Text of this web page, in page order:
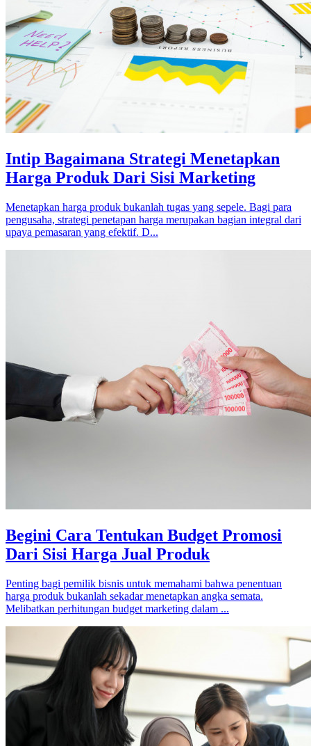
Intip Bagaimana Strategi Menetapkan
Harga Produk Dari Sisi Marketing
Menetapkan harga produk bukanlah tugas yang sepele. Bagi para
pengusaha, strategi penetapan harga merupakan bagian integral dari
upaya pemasaran yang efektif. D...
Begini Cara Tentukan Budget Promosi
Dari Sisi Harga Jual Produk
Penting bagi pemilik bisnis untuk memahami bahwa penentuan
harga produk bukanlah sekadar menetapkan angka semata.
Melibatkan perhitungan budget marketing dalam ...